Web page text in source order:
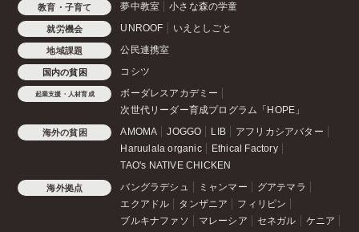
教育・子育て 夢中教室 小さな森の学童
就労機会 UNROOF いえとしごと
地域課題 公民連携室
国内の貧困 コシツ
起業支援・人材育成
ボーダレスアカデミー
次世代リーダー育成プログラム「HOPE」
海外の貧困 AMOMA JOGGO LIB
アフリカシアバター
Haruulala organic
Ethical Factory
TAO's NATIVE CHICKEN
海外拠点 バングラデシュ ミャンマー
グアテマラ
エクアドル
タンザニア
フィリピン
ブルキナファソ
マレーシア セネガル ケニア